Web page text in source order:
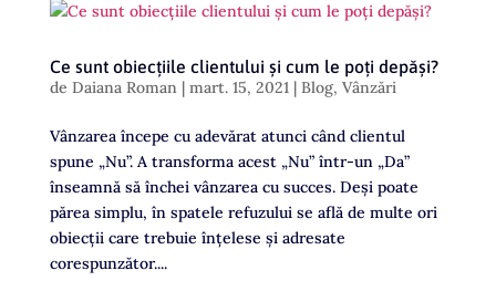
Ce sunt obiecțiile clientului și cum le poți depăși?
de Daiana Roman| mart. 15, 2021| Blog, Vânzări
Vânzarea începe cu adevărat atunci când clientul
spune „Nu”. A transforma acest „Nu” într-un „Da”
înseamnă să închei vânzarea cu succes. Deși poate
părea simplu, în spatele refuzului se află de multe ori
obiecții care trebuie înțelese și adresate
corespunzător....